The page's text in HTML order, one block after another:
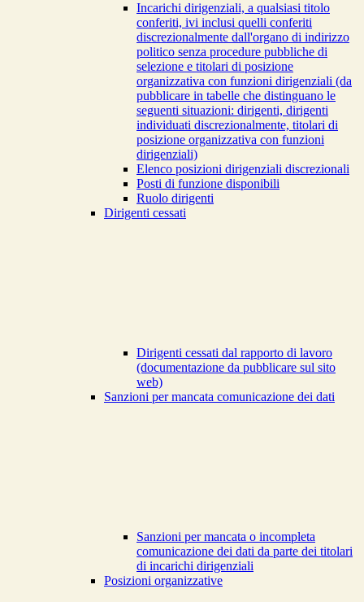
Incarichi dirigenziali, a qualsiasi titolo
conferiti, ivi inclusi quelli conferiti
discrezionalmente dall'organo di indirizzo
politico senza procedure pubbliche di
selezione e titolari di posizione
organizzativa con funzioni dirigenziali (da
pubblicare in tabelle che distinguano le
seguenti situazioni: dirigenti, dirigenti
individuati discrezionalmente, titolari di
posizione organizzativa con funzioni
dirigenziali)
Elenco posizioni dirigenziali discrezionali
Posti di funzione disponibili
Ruolo dirigenti
Dirigenti cessati
Dirigenti cessati dal rapporto di lavoro
(documentazione da pubblicare sul sito
web)
Sanzioni per mancata comunicazione dei dati
Sanzioni per mancata o incompleta
comunicazione dei dati da parte dei titolari
di incarichi dirigenziali
Posizioni organizzative